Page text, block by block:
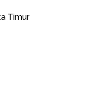
Timur